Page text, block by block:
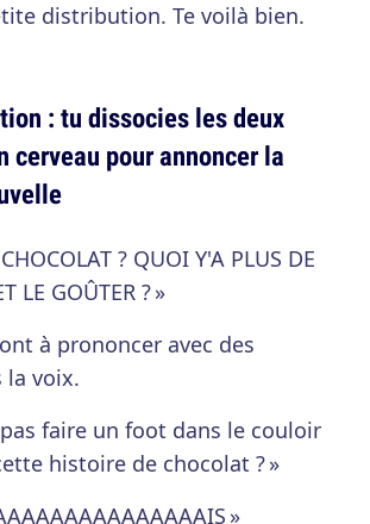
distribution. Te voilà bien.
: tu dissocies les deux
cerveau pour annoncer la
? QUOI Y'A PLUS DE
LE GOÛTER ? »
à prononcer avec des
la voix.
faire un foot dans le couloir
histoire de chocolat ? »
»